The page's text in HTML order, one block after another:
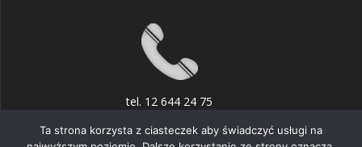
tel. 12 644 24 75
Ta strona korzysta z ciasteczek aby świadczyć usługi na